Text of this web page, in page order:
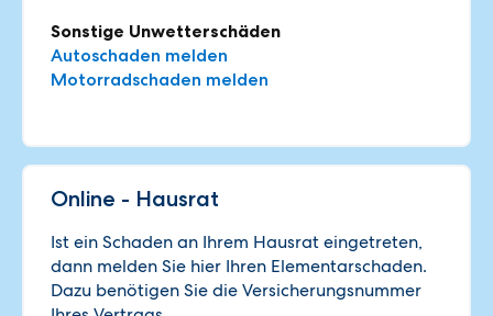
Sonstige Unwetterschäden
Autoschaden melden
Motorradschaden melden
Online - Hausrat
Ist ein Schaden an Ihrem Hausrat eingetreten,
dann melden Sie hier Ihren Elementarschaden.
Dazu benötigen Sie die Versicherungsnummer